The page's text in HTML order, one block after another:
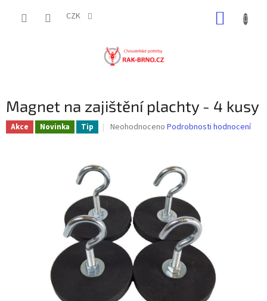
CZK
Magnet na zajištění plachty - 4 kusy
Akce Novinka Tip
Průměrné
0,0
z
5
hvězdiček.
Neohodnoceno Podrobnosti hodnocení